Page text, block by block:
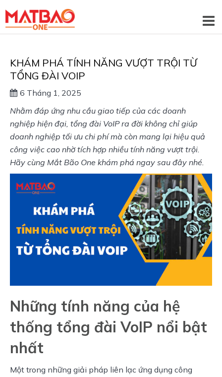
KHÁM PHÁ TÍNH NĂNG VƯỢT TRỘI TỪ
TỔNG ĐÀI VOIP
6 Tháng 1, 2025
Nhằm đáp ứng nhu cầu giao tiếp của các doanh
nghiệp hiện đại, tổng đài VoIP ra đời không chỉ giúp
doanh nghiệp tối ưu chi phí mà còn mang lại hiệu quả
công việc cao nhờ tích hợp nhiều tính năng vượt trội.
Hãy cùng Mắt Bão One khám phá ngay sau đây nhé.
Những tính năng của hệ
thống tổng đài VoIP nổi bật
nhất
Một trong những giải pháp liên lạc ứng dụng công